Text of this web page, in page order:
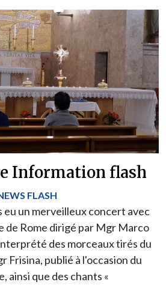
Information flash
FLASH
eu un merveilleux concert avec
de Rome dirigé par Mgr Marco
des morceaux tirés du
Frisina, publié à l'occasion du
ainsi que des chants «